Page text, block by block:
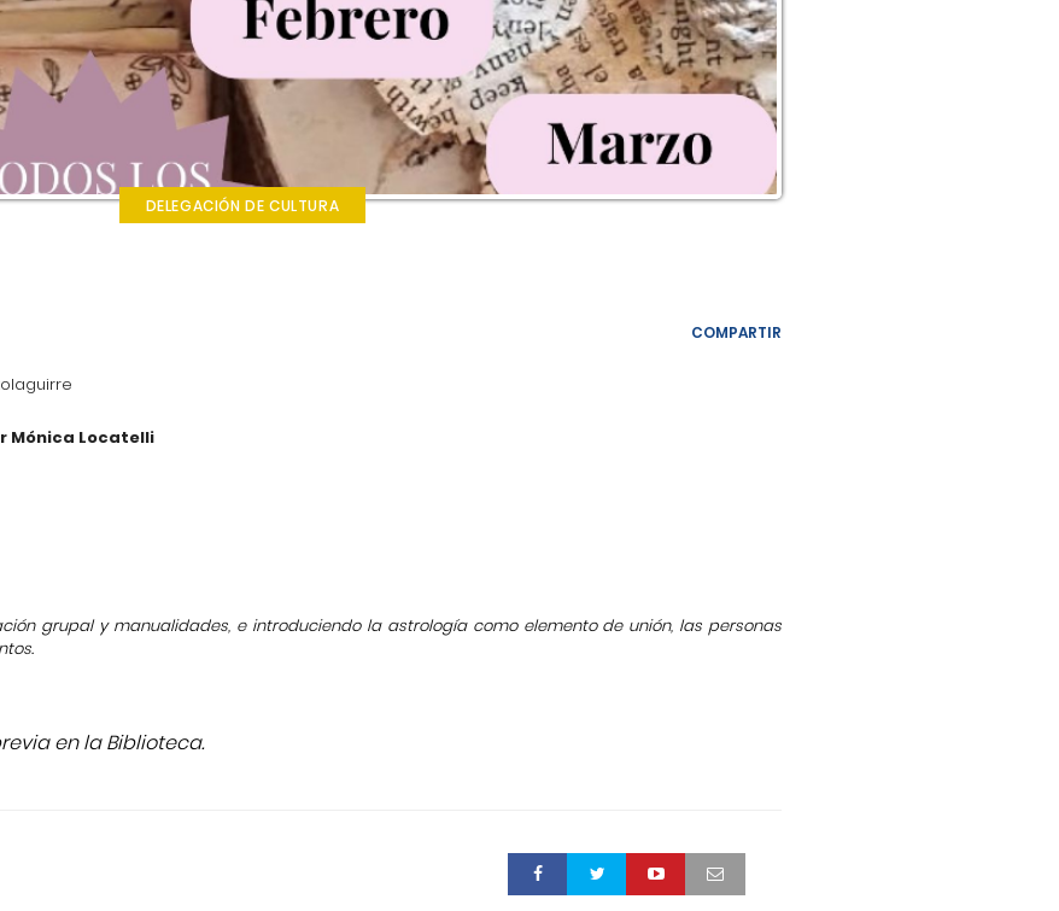
DELEGACIÓN DE CULTURA
COMPARTIR
Mónica Locatelli
grupal y manualidades, e introduciendo la astrología como elemento de unión, las personas
en la Biblioteca.